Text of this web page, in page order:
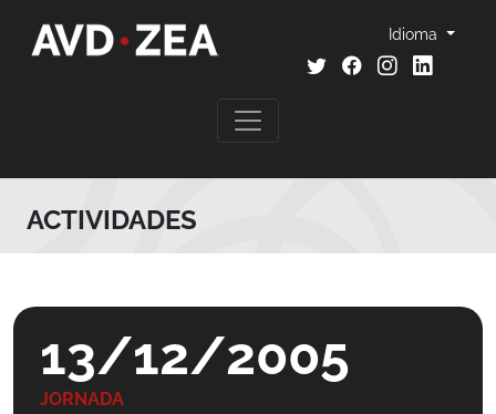
Idioma
ACTIVIDADES
13/12/2005
JORNADA